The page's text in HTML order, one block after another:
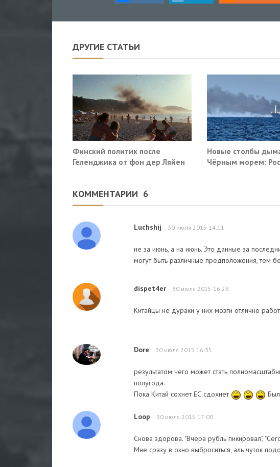
ДРУГИЕ СТАТЬИ
Финский политик после
Геленджика от фон дер Ляйен
Новые столбы
Чёрным морем:
КОММЕНТАРИИ 6
Luchshij 30 июля 2015 14:11
не за июнь, а на июнь. Это данные за
могут быть различные предположения, тем
dispet4er 30 июля 2015 16:23
Китайцы не дураки у них мозги отлично
Dore 30 июля 2015 16:35
результатом чего может стать
полугода.
Пока Китай сохнет ЕС сдохнет
Loop 30 июля 2015 17:00
Снова здорова. "Вчера рубль пикировал",
Мне сразу в окно выброситься, аль чуток